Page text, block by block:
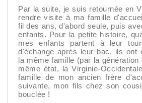
Par la suite, je suis retournée en
rendre visite à ma famille
fil des ans, d'abord seule, puis
enfants. Pour la petite histoire,
mes enfants partent à leur
d'échange après leur bac, ils ont
la même famille (par la
même état, la Virginie-
famille de mon ancien frère
suivante, mon fils chez son
bouclée !